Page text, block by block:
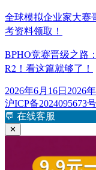
全球模拟企业家大赛
考资料领取！
BPHO竞赛晋级之路
R2！看这篇就够了！
发
布
于
2026年6月16日 2026
沪ICP备2024095673
💬 在线客服
✕